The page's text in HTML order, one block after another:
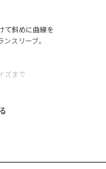
て斜めに曲線を
スリーブ。
ズまで
うに
め〇